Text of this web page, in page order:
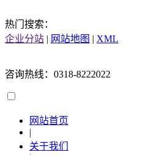
热门搜索：
企业分站 | 网站地图 | XML
咨询热线：0318-8222022
网站首页
|
关于我们